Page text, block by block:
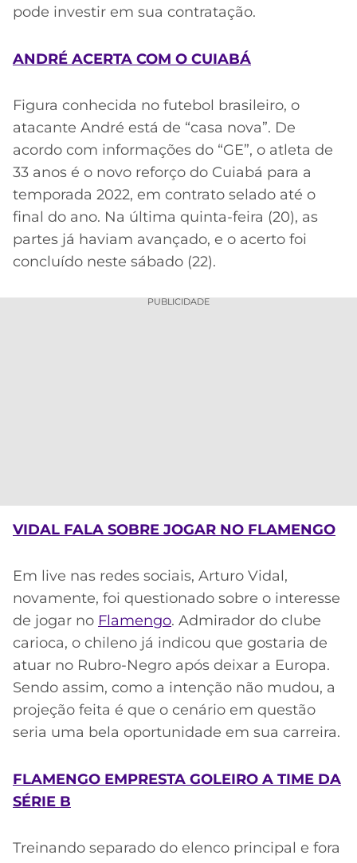
pode investir em sua contratação.
ANDRÉ ACERTA COM O CUIABÁ
Figura conhecida no futebol brasileiro, o
atacante André está de “casa nova”. De
acordo com informações do “GE”, o atleta de
33 anos é o novo reforço do Cuiabá para a
temporada 2022, em contrato selado até o
final do ano. Na última quinta-feira (20), as
partes já haviam avançado, e o acerto foi
concluído neste sábado (22).
PUBLICIDADE
VIDAL FALA SOBRE JOGAR NO FLAMENGO
Em live nas redes sociais, Arturo Vidal,
novamente, foi questionado sobre o interesse
de jogar no Flamengo. Admirador do clube
carioca, o chileno já indicou que gostaria de
atuar no Rubro-Negro após deixar a Europa.
Sendo assim, como a intenção não mudou, a
projeção feita é que o cenário em questão
seria uma bela oportunidade em sua carreira.
FLAMENGO EMPRESTA GOLEIRO A TIME DA
SÉRIE B
Treinando separado do elenco principal e fora